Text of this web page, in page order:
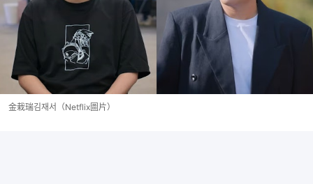
金栽瑞김재서（Netflix圖片）